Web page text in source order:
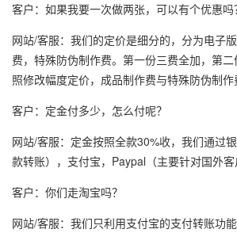
客户：如果我要一次做两张，可以有个优惠吗
网站/客服：我们的定价是细分的，分为电子
费，特殊防伪制作费。第一份三费全加，第
照修改幅度定价，成品制作费与特殊防伪制作
客户：定金付多少，怎么付呢？
网站/客服：定金按照全款30%收，我们通过
款转账），支付宝，Paypal（主要针对国外客
客户：你们走淘宝吗？
网站/客服：我们只利用支付宝的支付转账功能